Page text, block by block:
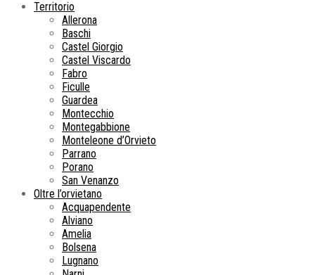
Territorio
Allerona
Baschi
Castel Giorgio
Castel Viscardo
Fabro
Ficulle
Guardea
Montecchio
Montegabbione
Monteleone d’Orvieto
Parrano
Porano
San Venanzo
Oltre l’orvietano
Acquapendente
Alviano
Amelia
Bolsena
Lugnano